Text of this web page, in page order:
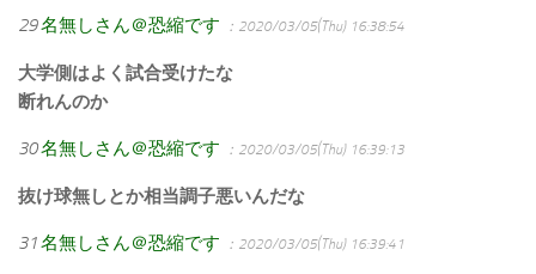
29名無しさん＠恐縮です ：2020/03/05(Thu) 16:38:54
大学側はよく試合受けたな
断れんのか
30名無しさん＠恐縮です ：2020/03/05(Thu) 16:39:13
抜け球無しとか相当調子悪いんだな
31名無しさん＠恐縮です ：2020/03/05(Thu) 16:39:41